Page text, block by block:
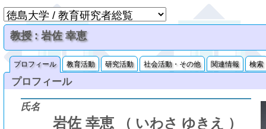
教授 : 岩佐 幸恵
プロフィール 教育活動 研究活動 社会活動・その他 関連情報 検索
プロフィール
氏名
岩佐 幸恵 （ いわさ ゆきえ ）